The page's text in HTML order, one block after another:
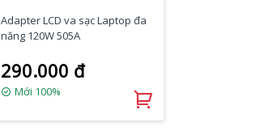
Adapter LCD va sạc Laptop đa
năng 120W 505A
290.000 đ
Mới 100%